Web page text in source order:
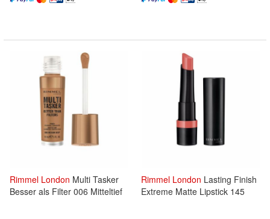
Rimmel London Multi Tasker
Besser als Filter 006 Mitteltief
Rimmel London Lasting Finish
Extreme Matte Lipstick 145